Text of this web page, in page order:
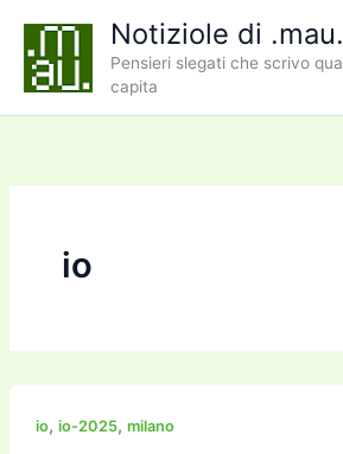
contenuto
Notiziole di .mau.
Pensieri slegati che scrivo
capita
io
io, io-2025, milano